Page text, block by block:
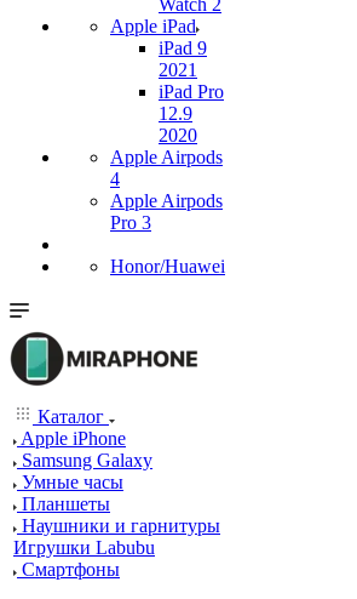
Watch 2
Apple iPad
iPad 9
2021
iPad Pro
12.9
2020
Apple Airpods
4
Apple Airpods
Pro 3
Honor/Huawei
Каталог
Apple iPhone
Samsung Galaxy
Умные часы
Планшеты
Наушники и гарнитуры
Игрушки Labubu
Смартфоны